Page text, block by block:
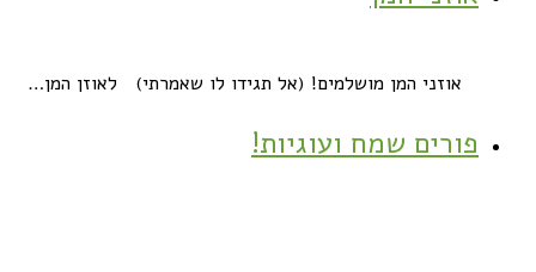
אוזני המן מושלמים! (אל תגידו לו שאמרתי) לאוזן המן…
פורים שמח ועוגיות!